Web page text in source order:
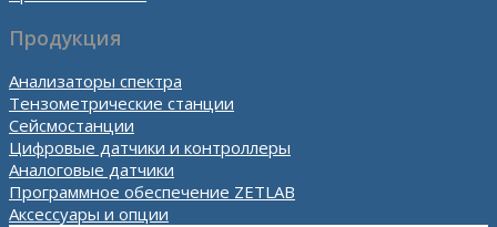
Продукция
Анализаторы спектра
Тензометрические станции
Сейсмостанции
Цифровые датчики и контроллеры
Аналоговые датчики
Программное обеспечение ZETLAB
Аксессуары и опции